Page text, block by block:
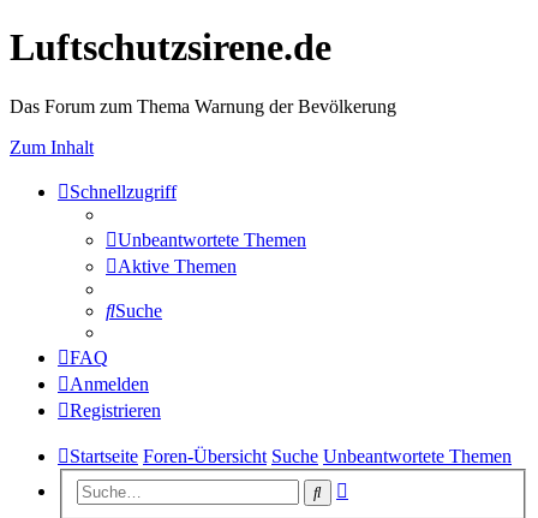
Luftschutzsirene.de
Das Forum zum Thema Warnung der Bevölkerung
Zum Inhalt
Schnellzugriff
Unbeantwortete Themen
Aktive Themen
Suche
FAQ
Anmelden
Registrieren
Startseite Foren-Übersicht Suche Unbeantwortete Themen
Suche